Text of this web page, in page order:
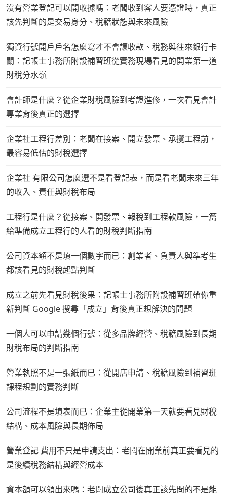
沒有營業登記可以開收據嗎：老闆收到客人要憑證時，真正
該先判斷的是交易身分、稅籍狀態與未來風險
獨資行號開戶戶名怎麼寫才不會讓收款、稅務與往來銀行卡
關：記帳士事務所附設補習班從實務現場看見的開業第一道
財稅分水嶺
會計師是什麼？從企業財稅風險到考證進修，一次看見會計
專業背後真正的選擇
企業社工程行差別：老闆在接案、開立發票、承攬工程前，
最容易低估的財稅選擇
企業社 有限公司怎麼選不是看登記表，而是看老闆未來三年
的收入、責任與財稅布局
工程行是什麼？從接案、開發票、報稅到工程款風險，一篇
給準備成立工程行的人看的財稅判斷指南
公司資本額不是填一個數字而已：創業者、負責人與準考生
都該看見的財稅起點判斷
成立之前先看見財稅後果：記帳士事務所附設補習班帶你重
新判斷 Google 搜尋「成立」背後真正想解決的問題
一個人可以申請幾個行號：從多品牌經營、稅籍風險到長期
財稅布局的判斷指南
營業執照不是一張紙而已：從開店申請、稅籍風險到補習班
課程規劃的實務判斷
公司流程不是填表而已：企業主從開業第一天就要看見財稅
結構、成本風險與長期佈局
營業登記 費用不只是申請支出：老闆在開業前真正要看見的
是後續稅務結構與經營成本
資本額可以領出來嗎：老闆成立公司後真正該先問的不是能